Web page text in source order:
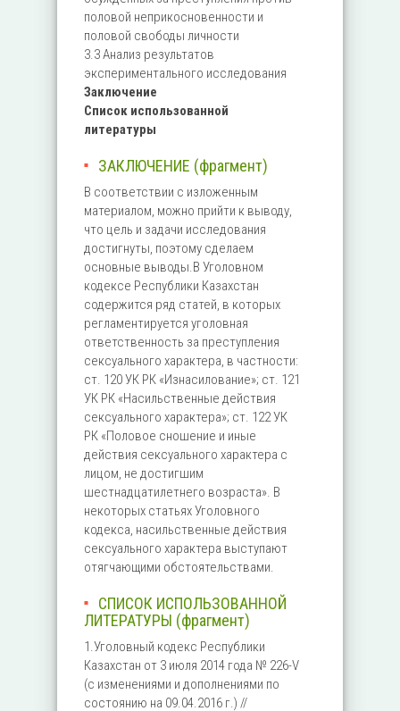
половой неприкосновенности и
половой свободы личности
3.3 Анализ результатов
экспериментального исследования
Заключение
Список использованной
литературы
ЗАКЛЮЧЕНИЕ (фрагмент)
В соответствии с изложенным
материалом, можно прийти к выводу,
что цель и задачи исследования
достигнуты, поэтому сделаем
основные выводы.В Уголовном
кодексе Республики Казахстан
содержится ряд статей, в которых
регламентируется уголовная
ответственность за преступления
сексуального характера, в частности:
ст. 120 УК РК «Изнасилование»; ст. 121
УК РК «Насильственные действия
сексуального характера»; ст. 122 УК
РК «Половое сношение и иные
действия сексуального характера с
лицом, не достигшим
шестнадцатилетнего возраста». В
некоторых статьях Уголовного
кодекса, насильственные действия
сексуального характера выступают
отягчающими обстоятельствами.
СПИСОК ИСПОЛЬЗОВАННОЙ
ЛИТЕРАТУРЫ (фрагмент)
1.Уголовный кодекс Республики
Казахстан от 3 июля 2014 года № 226-V
(с изменениями и дополнениями по
состоянию на 09.04.2016 г.) //